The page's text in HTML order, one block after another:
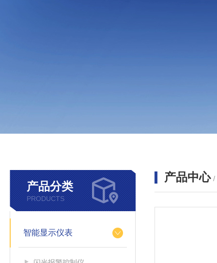
产品分类
PRODUCTS
智能显示仪表
产品中心 /